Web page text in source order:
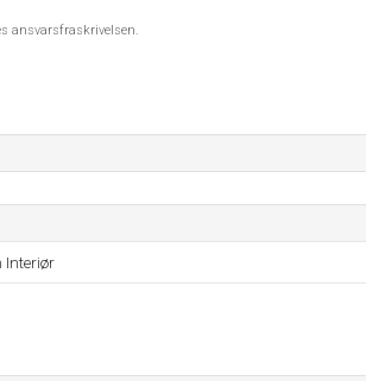
ansvarsfraskrivelsen.
Interiør